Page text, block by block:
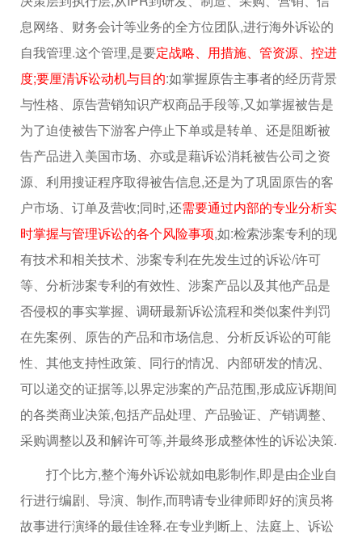
息网络、财务会计等业务的全方位团队,进行海外诉讼的
自我管理.这个管理,是要定战略、用措施、管资源、控进
度;要厘清诉讼动机与目的:如掌握原告主事者的经历背景
与性格、原告营销知识产权商品手段等,又如掌握被告是
为了迫使被告下游客户停止下单或是转单、还是阻断被
告产品进入美国市场、亦或是藉诉讼消耗被告公司之资
源、利用搜证程序取得被告信息,还是为了巩固原告的客
户市场、订单及营收;同时,还需要通过内部的专业分析实
时掌握与管理诉讼的各个风险事项,如:检索涉案专利的现
有技术和相关技术、涉案专利在先发生过的诉讼/许可
等、分析涉案专利的有效性、涉案产品以及其他产品是
否侵权的事实掌握、调研最新诉讼流程和类似案件判罚
在先案例、原告的产品和市场信息、分析反诉讼的可能
性、其他支持性政策、同行的情况、内部研发的情况、
可以递交的证据等,以界定涉案的产品范围,形成应诉期间
的各类商业决策,包括产品处理、产品验证、产销调整、
采购调整以及和解许可等,并最终形成整体性的诉讼决策.
打个比方,整个海外诉讼就如电影制作,即是由企业自
行进行编剧、导演、制作,而聘请专业律师即好的演员将
故事进行演绎的最佳诠释.在专业判断上、法庭上、诉讼